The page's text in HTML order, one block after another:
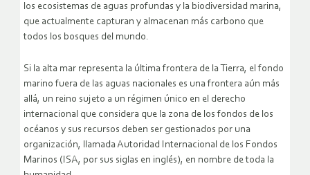
los ecosistemas de aguas profundas y la biodiversidad marina,
que actualmente capturan y almacenan más carbono que
todos los bosques del mundo.
Si la alta mar representa la última frontera de la Tierra, el fondo
marino fuera de las aguas nacionales es una frontera aún más
allá, un reino sujeto a un régimen único en el derecho
internacional que considera que la zona de los fondos de los
océanos y sus recursos deben ser gestionados por una
organización, llamada Autoridad Internacional de los Fondos
Marinos (ISA, por sus siglas en inglés), en nombre de toda la